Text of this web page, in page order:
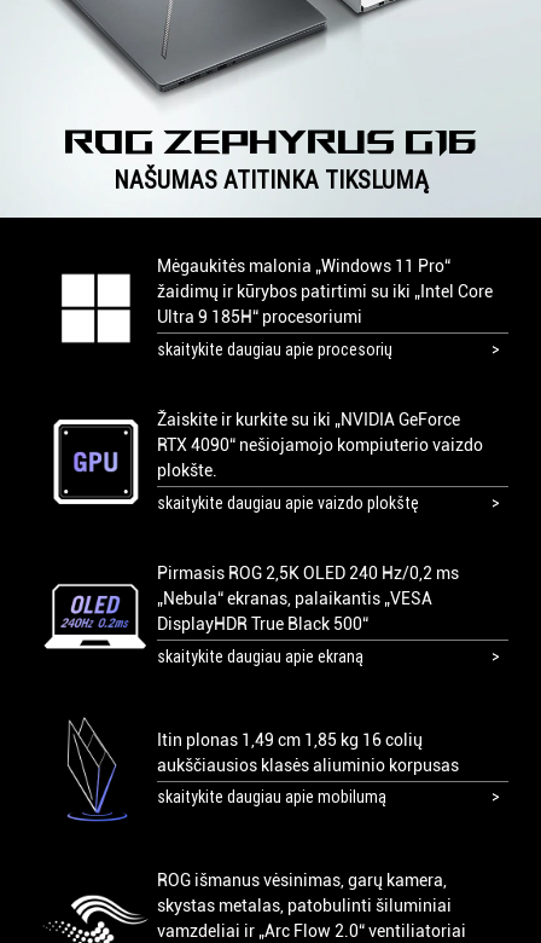
rog zephyrus g16
NAŠUMAS ATITINKA TIKSLUMĄ
Mėgaukitės malonia „Windows 11 Pro“
žaidimų ir kūrybos patirtimi su iki „Intel Core
Ultra 9 185H“ procesoriumi
skaitykite daugiau apie procesorių
Žaiskite ir kurkite su iki „NVIDIA GeForce
RTX 4090“ nešiojamojo kompiuterio vaizdo
plokšte.
skaitykite daugiau apie vaizdo plokštę
Pirmasis ROG 2,5K OLED 240 Hz/0,2 ms
„Nebula“ ekranas, palaikantis „VESA
DisplayHDR True Black 500“
skaitykite daugiau apie ekraną
Itin plonas 1,49 cm 1,85 kg 16 colių
aukščiausios klasės aliuminio korpusas
skaitykite daugiau apie mobilumą
ROG išmanus vėsinimas, garų kamera,
skystas metalas, patobulinti šiluminiai
vamzdeliai ir „Arc Flow 2.0“ ventiliatoriai